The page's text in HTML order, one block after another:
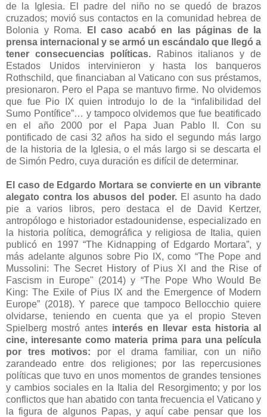
de la Iglesia. El padre del niño no se quedó de brazos
cruzados; movió sus contactos en la comunidad hebrea de
Bolonia y Roma.
El caso acabó en las páginas de la
prensa internacional y se armó un escándalo que llegó a
tener consecuencias políticas.Rabinos italianos y de
Estados Unidos intervinieron y hasta los banqueros
Rothschild, que financiaban al Vaticano con sus préstamos,
presionaron. Pero el Papa se mantuvo firme. No olvidemos
que fue Pio IX quien introdujo lo de la “infalibilidad del
Sumo Pontífice”… y tampoco olvidemos que fue beatificado
en el año 2000 por el Papa Juan Pablo II. Con su
pontificado de casi 32 años ha sido el segundo más largo
de la historia de la Iglesia, o el más largo si se descarta el
de Simón Pedro, cuya duración es difícil de determinar.
El caso de Edgardo Mortara se convierte en un vibrante
alegato contra los abusos del poder.El asunto ha dado
pie a varios libros, pero destaca el de David Kertzer,
antropólogo e historiador estadounidense, especializado en
la historia política, demográfica y religiosa de Italia, quien
publicó en 1997 “The Kidnapping of Edgardo Mortara”, y
más adelante algunos sobre Pio IX, como “The Pope and
Mussolini: The Secret History of Pius XI and the Rise of
Fascism in Europe" (2014) y “The Pope Who Would Be
King: The Exile of Pius IX and the Emergence of Modern
Europe” (2018). Y parece que tampoco Bellocchio quiere
olvidarse, teniendo en cuenta que ya el propio Steven
Spielberg mostró antes interés en llevar esta historia al
cine, interesante como materia prima para una película
por tres motivos: por el drama familiar, con un niño
zarandeado entre dos religiones; por las repercusiones
políticas que tuvo en unos momentos de grandes tensiones
y cambios sociales en la Italia del Resorgimento; y por los
conflictos que han abatido con tanta frecuencia el Vaticano y
la figura de algunos Papas, y aquí cabe pensar que los